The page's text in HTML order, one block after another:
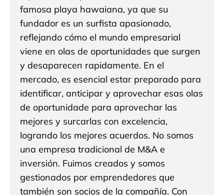
famosa playa hawaiana, ya que su
fundador es un surfista apasionado,
reflejando cómo el mundo empresarial
viene en olas de oportunidades que surgen
y desaparecen rapidamente. En el
mercado, es esencial estar preparado para
identificar, anticipar y aprovechar esas olas
de oportunidade para aprovechar las
mejores y surcarlas con excelencia,
logrando los mejores acuerdos. No somos
una empresa tradicional de M&A e
inversión. Fuimos creados y somos
gestionados por emprendedores que
también son socios de la compañía. Con